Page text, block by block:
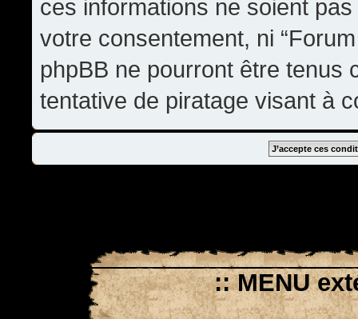
ces informations ne soient
votre consentement, ni
phpBB ne pourront être tenus
tentative de piratage visant à
:: MENU